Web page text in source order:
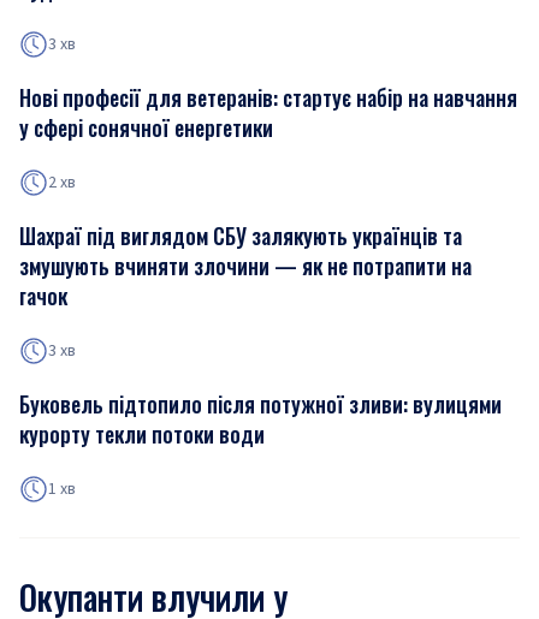
3 хв
Нові професії для ветеранів: стартує набір на навчання
у сфері сонячної енергетики
2 хв
Шахраї під виглядом СБУ залякують українців та
змушують вчиняти злочини — як не потрапити на
гачок
3 хв
Буковель підтопило після потужної зливи: вулицями
курорту текли потоки води
1 хв
Окупанти влучили у